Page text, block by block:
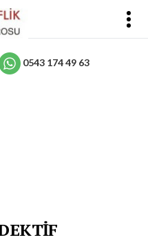
0543 174 49 63